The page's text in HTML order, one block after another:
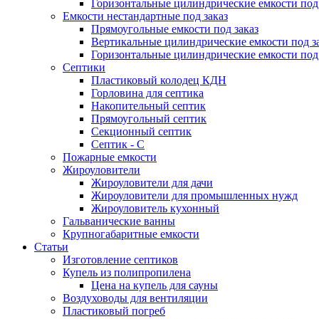
Горизонтальные цилиндрические емкости под
Емкости нестандартные под заказ
Прямоугольные емкости под заказ
Вертикальные цилиндрические емкости под
Горизонтальные цилиндрические емкости под
Септики
Пластиковый колодец КДН
Горловина для септика
Накопительный септик
Прямоугольный септик
Секционный септик
Септик - С
Пожарные емкости
Жироуловители
Жироуловители для дачи
Жироуловители для промышленных нужд
Жироуловитель кухонный
Гальванические ванны
Крупногабаритные емкости
Статьи
Изготовление септиков
Купель из полипропилена
Цена на купель для сауны
Воздуховоды для вентиляции
Пластиковый погреб